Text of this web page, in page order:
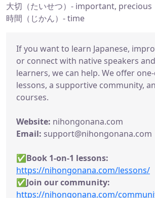
大切（たいせつ）- important, precious
時間（じかん）- time
If you want to learn Japanese,
or connect with native speakers
learners, we can help. We offer
lessons, a supportive community,
courses.
Website: nihongonana.com
Email: support@nihongonana.com
✅Book 1-on-1 lessons:
https://nihongonana.com/lessons/
✅Join our community:
https://nihongonana.com/